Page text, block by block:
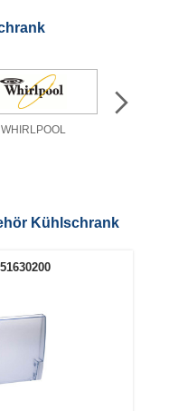
WHIRLPOOL
Kühlschrank